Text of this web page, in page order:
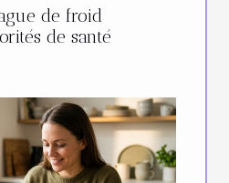
de froid
de santé